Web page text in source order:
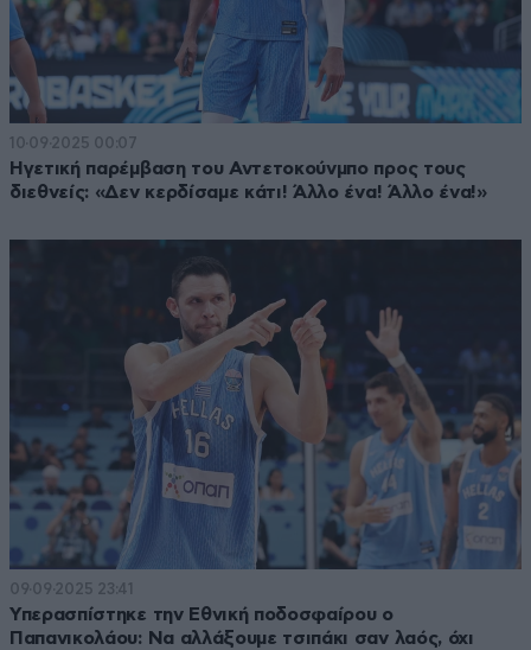
10·09·2025 00:07
Ηγετική παρέμβαση του Αντετοκούνμπο προς τους
διεθνείς: «Δεν κερδίσαμε κάτι! Άλλο ένα! Άλλο ένα!»
09·09·2025 23:41
Υπερασπίστηκε την Εθνική ποδοσφαίρου ο
Παπανικολάου: Να αλλάξουμε τσιπάκι σαν λαός, όχι